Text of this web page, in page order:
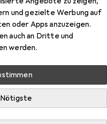
und gezielte Werbung auf
oder Apps anzuzeigen.
auch an Dritte und
werden.
Nötigste
zum Produkt HP 641a